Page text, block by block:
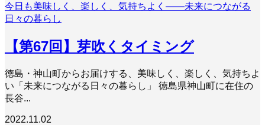
今日も美味しく、楽しく、気持ちよく――未来につながる
日々の暮らし
【第67回】芽吹くタイミング
徳島・神山町からお届けする、美味しく、楽しく、気持ちよ
い「未来につながる日々の暮らし」 徳島県神山町に在住の
長谷...
2022.11.02